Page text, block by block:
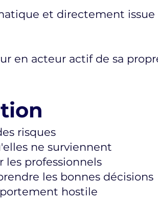
et directement issue
en acteur actif de sa
risques
ne surviennent
les professionnels
les bonnes décisions
hostile